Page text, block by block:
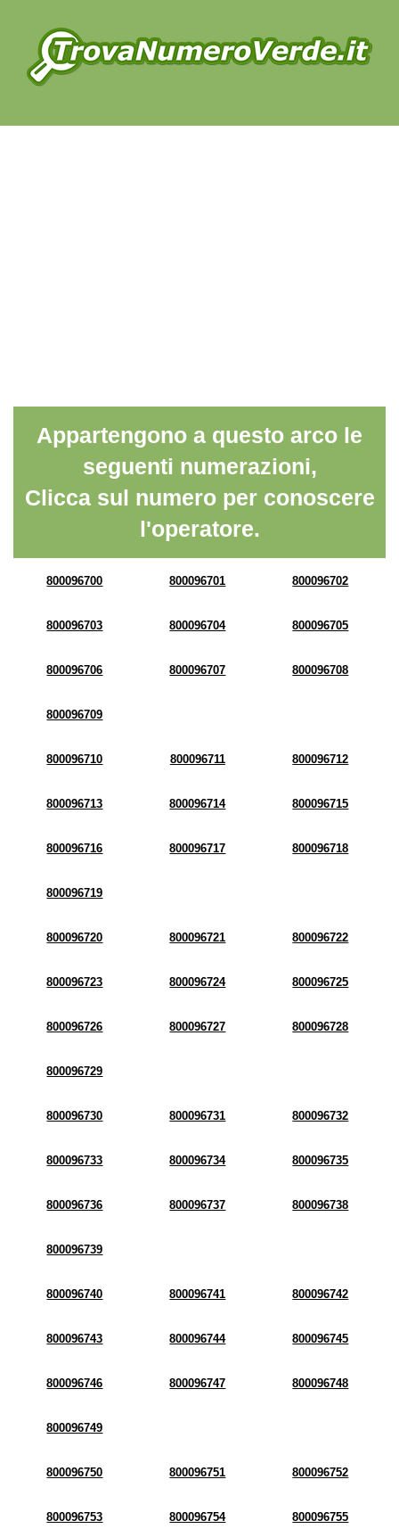
Appartengono a questo arco le
seguenti numerazioni,
Clicca sul numero per conoscere
l'operatore.
800096700 800096701 800096702
800096703 800096704 800096705
800096706 800096707 800096708
800096709
800096710 800096711 800096712
800096713 800096714 800096715
800096716 800096717 800096718
800096719
800096720 800096721 800096722
800096723 800096724 800096725
800096726 800096727 800096728
800096729
800096730 800096731 800096732
800096733 800096734 800096735
800096736 800096737 800096738
800096739
800096740 800096741 800096742
800096743 800096744 800096745
800096746 800096747 800096748
800096749
800096750 800096751 800096752
800096753 800096754 800096755